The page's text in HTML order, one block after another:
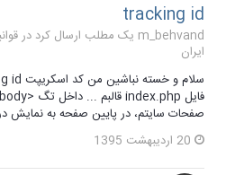
tracking id
m_behvand یک مطلب ارسال کرد در
ایران
صفحات سایتم، در پایین صفحه به نمایش
20 اردیبهشت 1395